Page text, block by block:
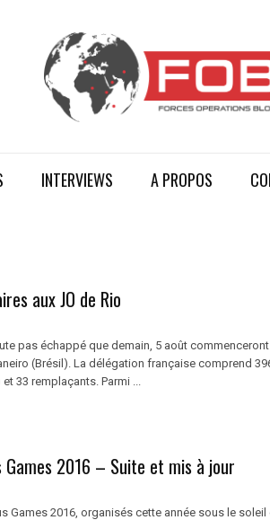
INTERVIEWS A PROPOS
aux JO de Rio
pas échappé que demain, 5 août
(Brésil). La délégation française comprend
33 remplaçants. Parmi ...
2016 – Suite et mis à jour
Games 2016, organisés cette année sous le soleil